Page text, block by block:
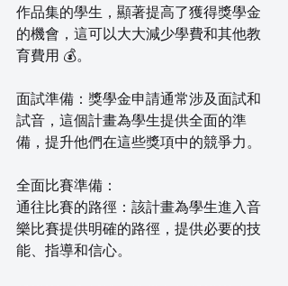
作品集的學生，顯著提高了獲得獎學金
的機會，這可以大大減少學費和其他教
育費用 💰。
面試準備：獎學金申請通常涉及面試和
試音，這個計畫為學生提供全面的準
備，提升他們在這些獎項中的競爭力。
全面比賽準備：
通往比賽的路徑：該計畫為學生進入音
樂比賽提供明確的路徑，提供必要的技
能、指導和信心。